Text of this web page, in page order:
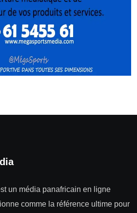
un média panafricain en ligne
comme la référence ultime pour